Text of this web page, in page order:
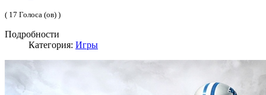
( 17 Голоса (ов) )
Подробности
Категория: Игры